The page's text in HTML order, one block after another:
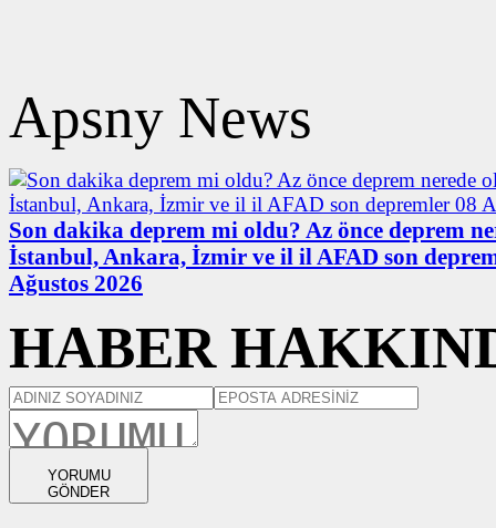
Apsny News
Son dakika deprem mi oldu? Az önce deprem
İstanbul, Ankara, İzmir ve il il AFAD son
Ağustos 2026
HABER
YORUMU
GÖNDER